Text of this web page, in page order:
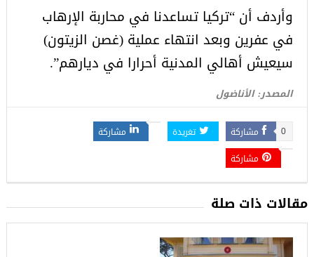
وأردف أن “تركيا تساعدنا في محاربة الإرهاب
في عفرين وبعد انتهاء عملية (غصن الزيتون)
سيعيش أهالي المدنية أحرارا في ديارهم”.
المصدر: الأناضول
مشاركة 0 تغريدة
مشاركة
مشاركة
مقالات ذات صلة